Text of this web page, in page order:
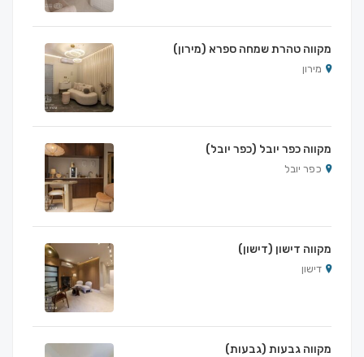
מקווה טהרת שמחה ספרא (מירון)
מירון
מקווה כפר יובל (כפר יובל)
כפר יובל
מקווה דישון (דישון)
דישון
מקווה גבעות (גבעות)